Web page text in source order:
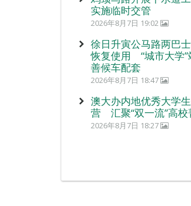
实施临时交管
2026年8月7日 19:02
徐日升寅公马路两巴
恢复使用 “城市大学
善候车配套
2026年8月7日 18:47
澳大办内地优秀大学
营 汇聚“双一流”高校
2026年8月7日 18:27